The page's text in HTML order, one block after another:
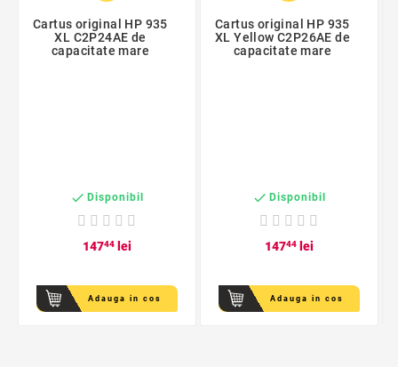
Cartus original HP 935
XL C2P24AE de
capacitate mare
 Disponibil
14744lei
Adauga in cos
Cartus original HP 935
XL Yellow C2P26AE de
capacitate mare
 Disponibil
14744lei
Adauga in cos